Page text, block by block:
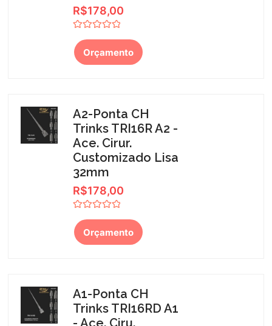
R$178,00
0
de
5
Orçamento
A2-Ponta CH
Trinks TRI16R A2 -
Ace. Cirur.
Customizado Lisa
32mm
R$178,00
0
de
5
Orçamento
A1-Ponta CH
Trinks TRI16RD A1
- Ace. Ciru.